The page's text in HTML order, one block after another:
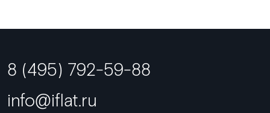
8 (495) 792-59-88
info@iflat.ru